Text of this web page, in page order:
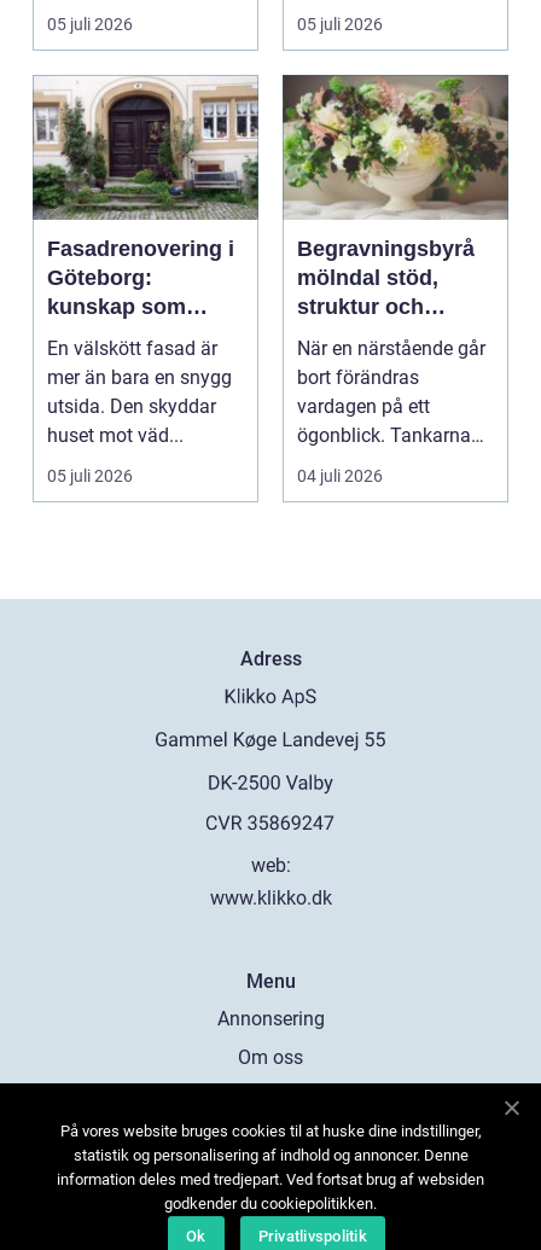
...
05 juli 2026 05 juli 2026
Fasadrenovering i
Göteborg:
kunskap som
lönar sig på lång
En välskött fasad är
mer än bara en snygg
utsida. Den skyddar
huset mot väd...
05 juli 2026
Begravningsbyrå
mölndal stöd,
struktur och
omsorg när livet
förändras
När en närstående går
bort förändras
vardagen på ett
ögonblick. Tankarna
snurrar, känslorna
pendlar ...
04 juli 2026
Adress
web:
www.klikko.dk
Menu
Annonsering
Om oss
Kontakta oss
Sitemap
På vores website bruges cookies til at huske dine indstillinger,
statistik og personalisering af indhold og annoncer. Denne
information deles med tredjepart. Ved fortsat brug af websiden
godkender du cookiepolitikken.
Ok
Privatlivspolitik